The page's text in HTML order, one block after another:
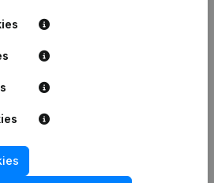
8.198.240